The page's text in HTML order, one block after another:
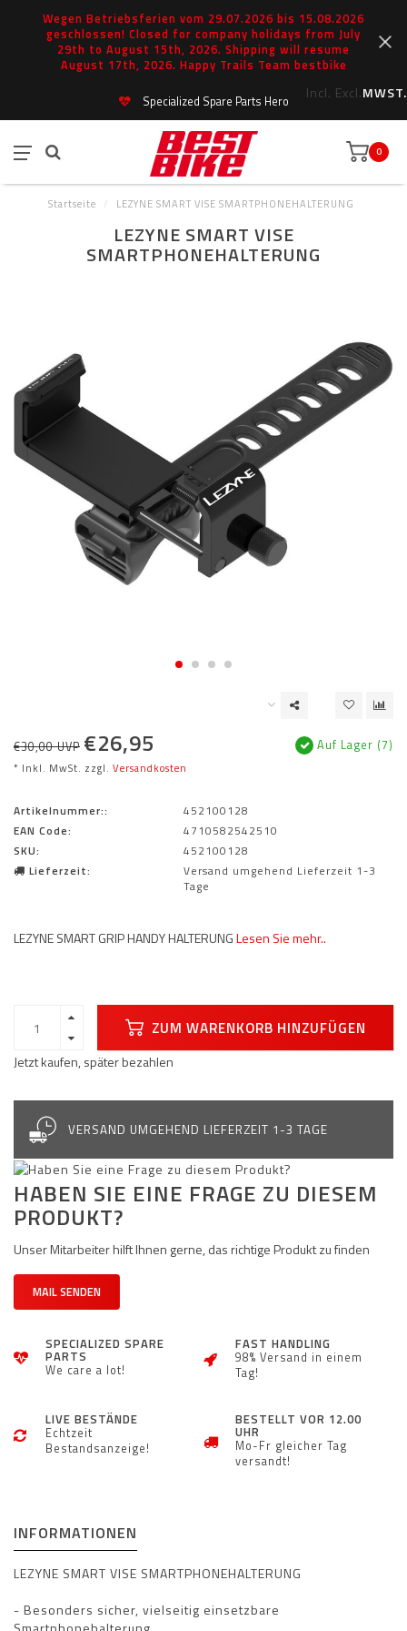
Wegen Betriebsferien vom 29.07.2026 bis 15.08.2026
geschlossen! Closed for company holidays from July
29th to August 15th, 2026. Shipping will resume
August 17th, 2026. Happy Trails Team bestbike
Incl. Excl.MWST.
Specialized Spare Parts Hero
0
Startseite / LEZYNE SMART VISE SMARTPHONEHALTERUNG
LEZYNE SMART VISE
SMARTPHONEHALTERUNG
€30,00 UVP €26,95
* Inkl. MwSt. zzgl. Versandkosten
Auf Lager (7)
Artikelnummer::
452100128
EAN Code:
4710582542510
SKU:
452100128
Lieferzeit:
Versand umgehend Lieferzeit 1-3
Tage
LEZYNE SMART GRIP HANDY HALTERUNGLesen Sie mehr..
ZUM WARENKORB HINZUFÜGEN
Jetzt kaufen, später bezahlen
VERSAND UMGEHEND LIEFERZEIT 1-3 TAGE
HABEN SIE EINE FRAGE ZU DIESEM
PRODUKT?
Unser Mitarbeiter hilft Ihnen gerne, das richtige Produkt zu finden
MAIL SENDEN
SPECIALIZED SPARE
PARTS
We care a lot!
FAST HANDLING
98% Versand in einem
Tag!
LIVE BESTÄNDE
Echtzeit
Bestandsanzeige!
BESTELLT VOR 12.00
UHR
Mo-Fr gleicher Tag
versandt!
INFORMATIONEN
LEZYNE SMART VISE SMARTPHONEHALTERUNG
- Besonders sicher, vielseitig einsetzbare